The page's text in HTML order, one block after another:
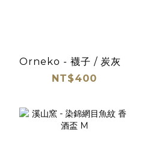
Orneko - 襪子 / 炭灰
NT$400